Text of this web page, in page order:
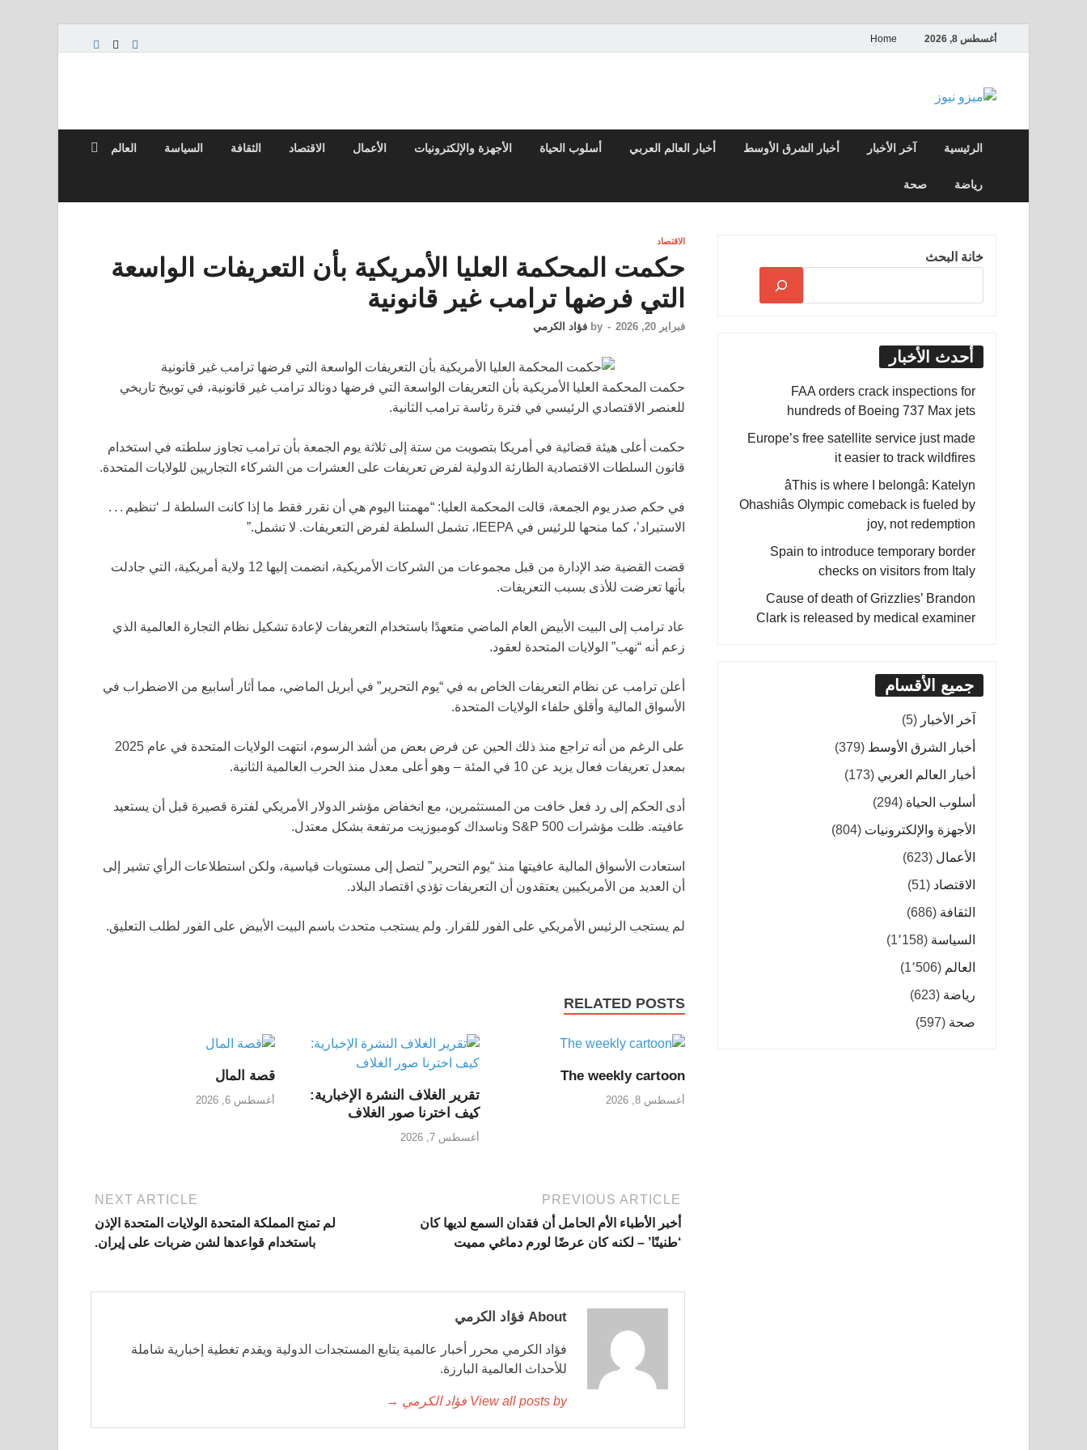
أغسطس 8, 2026 Home
ميزو نيوز
الرئيسية آخر الأخبار أخبار الشرق الأوسط أخبار العالم العربي أسلوب الحياة الأجهزة والإلكترونيات الأعمال الاقتصاد الثقافة السياسة العالم
رياضة صحة
الاقتصاد
حكمت المحكمة العليا الأمريكية بأن التعريفات الواسعة
التي فرضها ترامب غير قانونية
فبراير 20, 2026 -
by فؤاد الكرمي
حكمت المحكمة العليا الأمريكية بأن التعريفات الواسعة التي فرضها دونالد ترامب غير قانونية، في توبيخ تاريخي
للعنصر الاقتصادي الرئيسي في فترة رئاسة ترامب الثانية.
حكمت أعلى هيئة قضائية في أمريكا بتصويت من ستة إلى ثلاثة يوم الجمعة بأن ترامب تجاوز سلطته في استخدام
قانون السلطات الاقتصادية الطارئة الدولية لفرض تعريفات على العشرات من الشركاء التجاريين للولايات المتحدة.
في حكم صدر يوم الجمعة، قالت المحكمة العليا: “مهمتنا اليوم هي أن نقرر فقط ما إذا كانت السلطة لـ ‘تنظيم . . .
الاستيراد’، كما منحها للرئيس في IEEPA، تشمل السلطة لفرض التعريفات. لا تشمل.”
قضت القضية ضد الإدارة من قبل مجموعات من الشركات الأمريكية، انضمت إليها 12 ولاية أمريكية، التي جادلت
بأنها تعرضت للأذى بسبب التعريفات.
عاد ترامب إلى البيت الأبيض العام الماضي متعهدًا باستخدام التعريفات لإعادة تشكيل نظام التجارة العالمية الذي
زعم أنه “نهب” الولايات المتحدة لعقود.
أعلن ترامب عن نظام التعريفات الخاص به في “يوم التحرير” في أبريل الماضي، مما أثار أسابيع من الاضطراب في
الأسواق المالية وأقلق حلفاء الولايات المتحدة.
على الرغم من أنه تراجع منذ ذلك الحين عن فرض بعض من أشد الرسوم، انتهت الولايات المتحدة في عام 2025
بمعدل تعريفات فعال يزيد عن 10 في المئة – وهو أعلى معدل منذ الحرب العالمية الثانية.
أدى الحكم إلى رد فعل خافت من المستثمرين، مع انخفاض مؤشر الدولار الأمريكي لفترة قصيرة قبل أن يستعيد
عافيته. ظلت مؤشرات S&P 500 وناسداك كومبوزيت مرتفعة بشكل معتدل.
استعادت الأسواق المالية عافيتها منذ “يوم التحرير” لتصل إلى مستويات قياسية، ولكن استطلاعات الرأي تشير إلى
أن العديد من الأمريكيين يعتقدون أن التعريفات تؤذي اقتصاد البلاد.
لم يستجب الرئيس الأمريكي على الفور للقرار. ولم يستجب متحدث باسم البيت الأبيض على الفور لطلب التعليق.
RELATED POSTS
The weekly cartoon
أغسطس 8, 2026
تقرير الغلاف النشرة الإخبارية:
كيف اخترنا صور الغلاف
أغسطس 7, 2026
قصة المال
أغسطس 6, 2026
PREVIOUS ARTICLE
أخبر الأطباء الأم الحامل أن فقدان السمع لديها كان
‘طنينًا’ – لكنه كان عرضًا لورم دماغي مميت
NEXT ARTICLE
لم تمنح المملكة المتحدة الولايات المتحدة الإذن
باستخدام قواعدها لشن ضربات على إيران.
About فؤاد الكرمي
فؤاد الكرمي محرر أخبار عالمية يتابع المستجدات الدولية ويقدم تغطية إخبارية شاملة
للأحداث العالمية البارزة.
View all posts by فؤاد الكرمي →
خانة البحث
أحدث الأخبار
FAA orders crack inspections for
hundreds of Boeing 737 Max jets
Europe’s free satellite service just made
it easier to track wildfires
âThis is where I belongâ: Katelyn
Ohashiâs Olympic comeback is fueled by
joy, not redemption
Spain to introduce temporary border
checks on visitors from Italy
Cause of death of Grizzlies’ Brandon
Clark is released by medical examiner
جميع الأقسام
آخر الأخبار (5)
أخبار الشرق الأوسط (379)
أخبار العالم العربي (173)
أسلوب الحياة (294)
الأجهزة والإلكترونيات (804)
الأعمال (623)
الاقتصاد (51)
الثقافة (686)
السياسة (1٬158)
العالم (1٬506)
رياضة (623)
صحة (597)